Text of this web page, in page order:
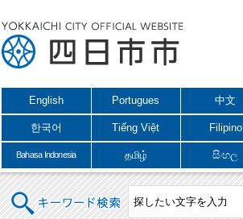
English Portugues 中文
한국어 Tiếng Việt Filipino
Bahasa Indonesia தமிழ் සිංහල
キーワード検索